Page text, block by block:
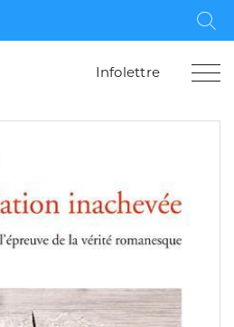
Infolettre